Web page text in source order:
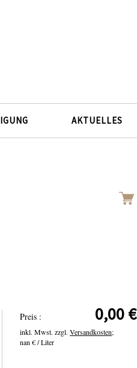
AKTUELLES
Preis : 0,00 €
inkl. Mwst. zzgl. Versandkosten;
nan € / Liter